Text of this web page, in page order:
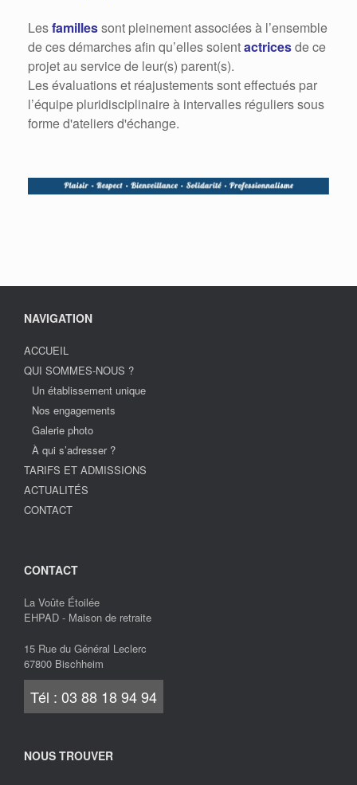
Lesfamillessont pleinement associées à l’ensemble
de ces démarches afin qu’elles soientactricesde ce
projet au service de leur(s) parent(s).
Les évaluations et réajustements sont effectués par
l’équipe pluridisciplinaire à intervalles réguliers sous
forme d'ateliers d'échange.
NAVIGATION
ACCUEIL
QUI SOMMES-NOUS ?
Un établissement unique
Nos engagements
Galerie photo
À qui s’adresser ?
TARIFS ET ADMISSIONS
ACTUALITÉS
CONTACT
CONTACT
La Voûte Étoilée
EHPAD - Maison de retraite
15 Rue du Général Leclerc
67800 Bischheim
Tél : 03 88 18 94 94
NOUS TROUVER